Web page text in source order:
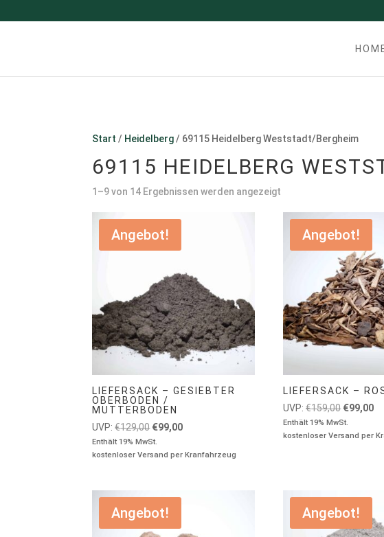
Start / Heidelberg/ 69115 Heidelberg Weststadt/Bergheim
69115 HEIDELBERG
1–9 von 14 Ergebnissen werden angezeigt
Angebot!
LIEFERSACK – GESIEBTER
OBERBODEN /
MUTTERBODEN
UVP: €129,00 Ursprünglicher
Preis
war:
€99,00Aktueller
ist:
Enthält 19% MwSt.
kostenloser Versand per Kranfahrzeug
Angebot!
LIEFERSACK –
UVP: €159,00
Preis
war:
€99,00
Enthält 19% MwSt.
kostenloser Versand per
Angebot! Angebot!